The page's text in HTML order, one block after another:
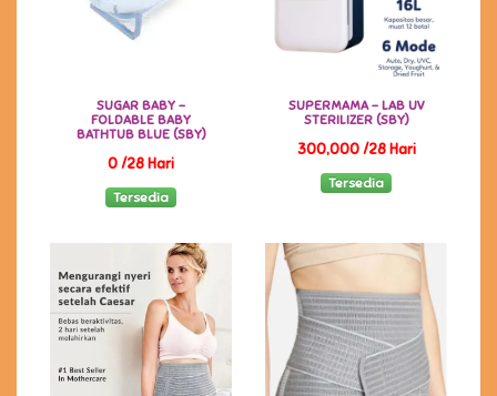
SUGAR BABY -
FOLDABLE BABY
BATHTUB BLUE (SBY)
0 /28 Hari
Tersedia
SUPERMAMA - LAB UV
STERILIZER (SBY)
300,000 /28 Hari
Tersedia